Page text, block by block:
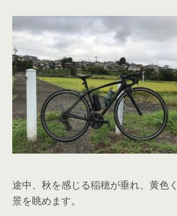
途中、秋を感じる稲穂が垂れ、黄色
景を眺めます。